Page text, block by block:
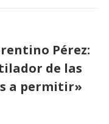
Pérez:
de las
a permitir»